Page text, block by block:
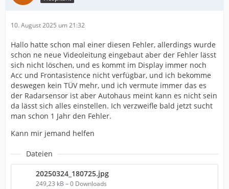
10. August 2025 um 21:32
Hallo hatte schon mal einer diesen Fehler, allerdings wurde
schon ne neue Videoleitung eingebaut aber der Fehler lässt
sich nicht löschen, und es kommt im Display immer noch
Acc und Frontasistence nicht verfügbar, und ich bekomme
deswegen kein TÜV mehr, und ich vermute immer das es
der Radarsensor ist aber Autohaus meint kann es nicht sein
da lässt sich alles einstellen. Ich verzweifle bald jetzt sucht
man schon 1 Jahr den Fehler.
Kann mir jemand helfen
Dateien
20250324_180725.jpg
249,23 kB – 0 Downloads